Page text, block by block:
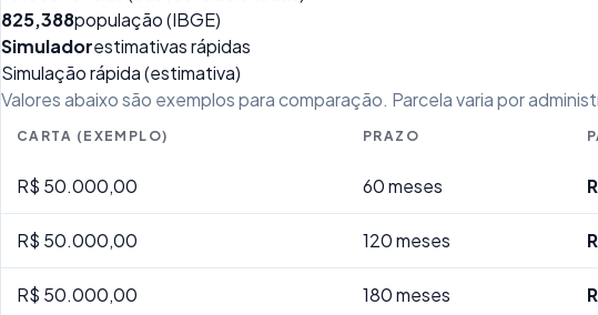
825,388população (IBGE)
Simuladorestimativas rápidas
Simulação rápida (estimativa)
Valores abaixo são exemplos para comparação. Parcela varia por
CARTA (EXEMPLO) PRAZO
R$ 50.000,00 60 meses
R$ 50.000,00 120 meses
R$ 50.000,00 180 meses